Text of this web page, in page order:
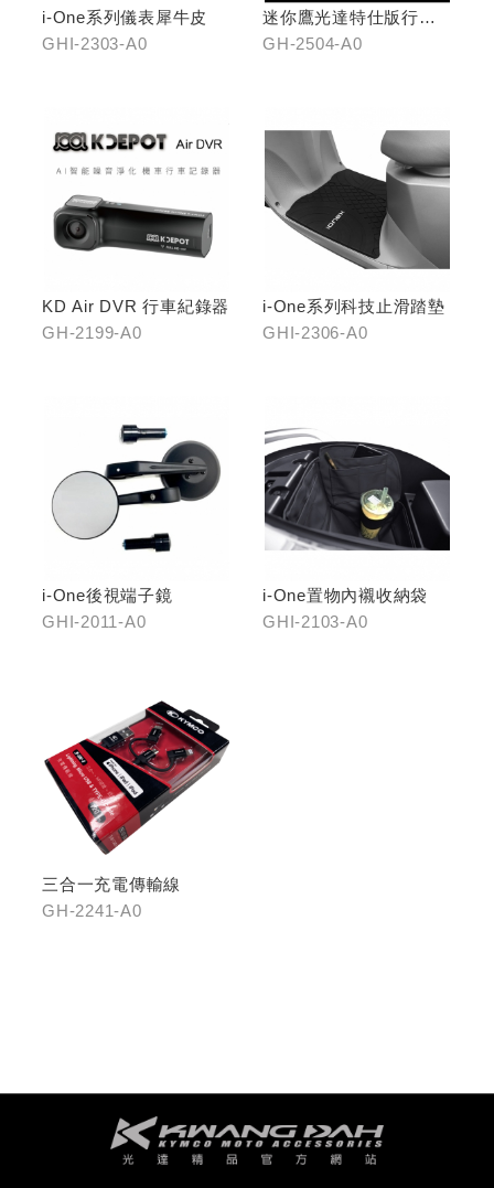
i-One系列儀表犀牛皮
GHI-2303-A0
迷你鷹光達特仕版行車
記錄器
GH-2504-A0
KD Air DVR 行車紀錄器
GH-2199-A0
i-One系列科技止滑踏墊
GHI-2306-A0
i-One後視端子鏡
GHI-2011-A0
i-One置物內襯收納袋
GHI-2103-A0
三合一充電傳輸線
GH-2241-A0